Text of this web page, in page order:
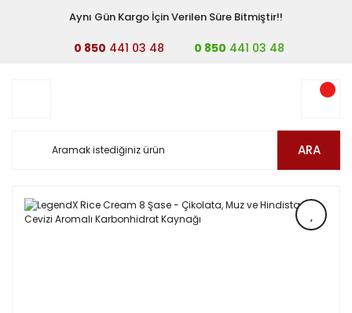
Aynı Gün Kargo İçin Verilen Süre Bitmiştir!!
0 850 441 03 48 0 850 441 03 48
ARA